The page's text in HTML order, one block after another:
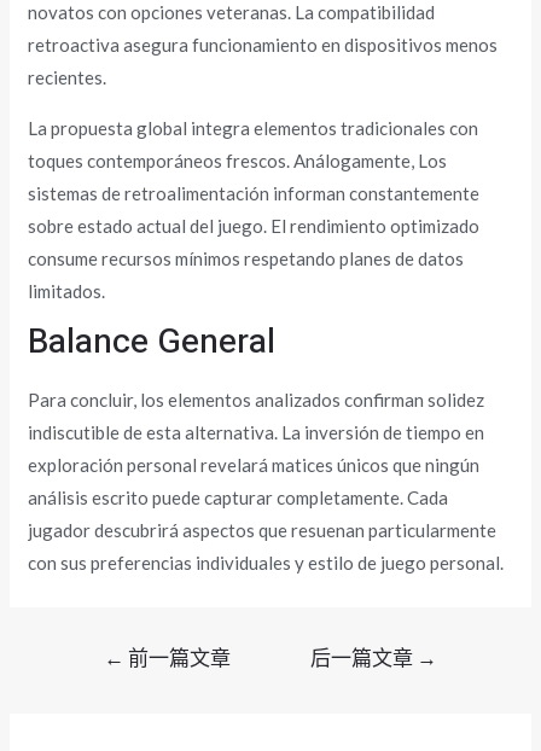
novatos con opciones veteranas. La compatibilidad
retroactiva asegura funcionamiento en dispositivos menos
recientes.
La propuesta global integra elementos tradicionales con
toques contemporáneos frescos. Análogamente, Los
sistemas de retroalimentación informan constantemente
sobre estado actual del juego. El rendimiento optimizado
consume recursos mínimos respetando planes de datos
limitados.
Balance General
Para concluir, los elementos analizados confirman solidez
indiscutible de esta alternativa. La inversión de tiempo en
exploración personal revelará matices únicos que ningún
análisis escrito puede capturar completamente. Cada
jugador descubrirá aspectos que resuenan particularmente
con sus preferencias individuales y estilo de juego personal.
← 前一篇文章 后一篇文章 →